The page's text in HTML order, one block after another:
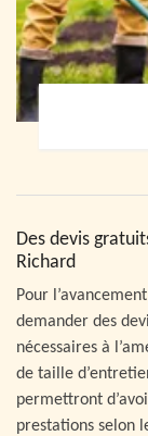
Des devis
Richard
Pour
demander des
nécessaires à
de taille
permettront
prestations selon